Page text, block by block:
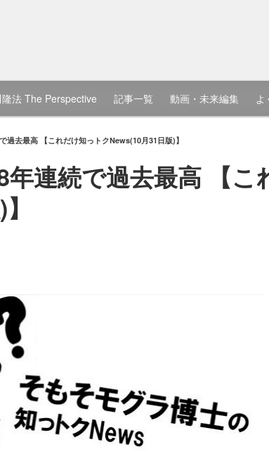
隆法 The Perspective 記事一覧 動画・未来編集 よ
過去最高 【これだけ知っトクNews(10月31日版)】
連続で過去最高 【こ